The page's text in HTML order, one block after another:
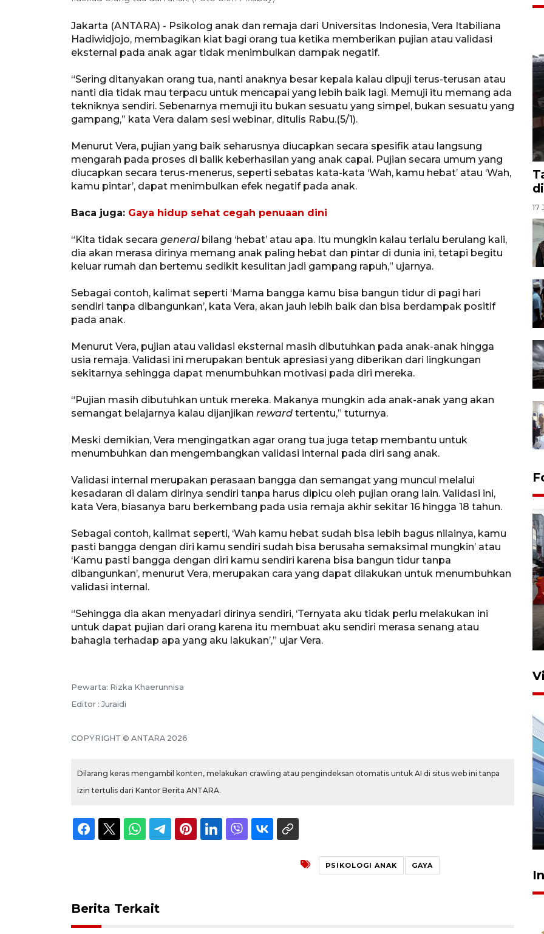
Jakarta (ANTARA) - Psikolog anak dan remaja dari Universitas Indonesia, Vera Itabiliana
Hadiwidjojo, membagikan kiat bagi orang tua ketika memberikan pujian atau validasi
eksternal pada anak agar tidak menimbulkan dampak negatif.
“Sering ditanyakan orang tua, nanti anaknya besar kepala kalau dipuji terus-terusan atau
nanti dia tidak mau terpacu untuk mencapai yang lebih baik lagi. Memuji itu memang ada
tekniknya sendiri. Sebenarnya memuji itu bukan sesuatu yang simpel, bukan sesuatu yang
gampang,” kata Vera dalam sesi webinar, ditulis Rabu.(5/1).
Menurut Vera, pujian yang baik seharusnya diucapkan secara spesifik atau langsung
mengarah pada proses di balik keberhasilan yang anak capai. Pujian secara umum yang
diucapkan secara terus-menerus, seperti sebatas kata-kata ‘Wah, kamu hebat’ atau ‘Wah,
kamu pintar’, dapat menimbulkan efek negatif pada anak.
Baca juga: Gaya hidup sehat cegah penuaan dini
“Kita tidak secara generalbilang ‘hebat’ atau apa. Itu mungkin kalau terlalu berulang kali,
dia akan merasa dirinya memang anak paling hebat dan pintar di dunia ini, tetapi begitu
keluar rumah dan bertemu sedikit kesulitan jadi gampang rapuh,” ujarnya.
Sebagai contoh, kalimat seperti ‘Mama bangga kamu bisa bangun tidur di pagi hari
sendiri tanpa dibangunkan’, kata Vera, akan jauh lebih baik dan bisa berdampak positif
pada anak.
Menurut Vera, pujian atau validasi eksternal masih dibutuhkan pada anak-anak hingga
usia remaja. Validasi ini merupakan bentuk apresiasi yang diberikan dari lingkungan
sekitarnya sehingga dapat menumbuhkan motivasi pada diri mereka.
“Pujian masih dibutuhkan untuk mereka. Makanya mungkin ada anak-anak yang akan
semangat belajarnya kalau dijanjikan reward tertentu,” tuturnya.
Meski demikian, Vera mengingatkan agar orang tua juga tetap membantu untuk
menumbuhkan dan mengembangkan validasi internal pada diri sang anak.
Validasi internal merupakan perasaan bangga dan semangat yang muncul melalui
kesadaran di dalam dirinya sendiri tanpa harus dipicu oleh pujian orang lain. Validasi ini,
kata Vera, biasanya baru berkembang pada usia remaja akhir sekitar 16 hingga 18 tahun.
Sebagai contoh, kalimat seperti, ‘Wah kamu hebat sudah bisa lebih bagus nilainya, kamu
pasti bangga dengan diri kamu sendiri sudah bisa berusaha semaksimal mungkin’ atau
‘Kamu pasti bangga dengan diri kamu sendiri karena bisa bangun tidur tanpa
dibangunkan’, menurut Vera, merupakan cara yang dapat dilakukan untuk menumbuhkan
validasi internal.
“Sehingga dia akan menyadari dirinya sendiri, ‘Ternyata aku tidak perlu melakukan ini
untuk dapat pujian dari orang karena itu membuat aku sendiri merasa senang atau
bahagia terhadap apa yang aku lakukan’,” ujar Vera.
Pewarta: Rizka Khaerunnisa
Editor : Juraidi
COPYRIGHT © ANTARA 2026
Dilarang keras mengambil konten, melakukan crawling atau pengindeksan otomatis untuk AI di situs web ini tanpa
izin tertulis dari Kantor Berita ANTARA.
PSIKOLOGI ANAK GAYA
Berita Terkait
17
Sumut